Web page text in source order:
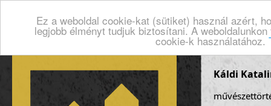
Ez a weboldal cookie-kat (sütiket) használ azért,
legjobb élményt tudjuk biztosítani. A
cookie-k használatához.
Káldi